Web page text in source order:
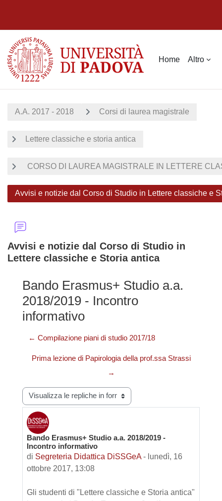
Home Altro
A.A. 2017 - 2018 Corsi di laurea magistrale
Lettere classiche e storia antica
CORSO DI LAUREA MAGISTRALE IN LETTERE
Avvisi e notizie dal Corso di Studio in Lettere classiche e
Avvisi e notizie dal Corso di Studio in
Lettere classiche e Storia antica
Bando Erasmus+ Studio a.a.
2018/2019 - Incontro
informativo
← Compilazione piani di studio 2017/18
Prima lezione di Papirologia della prof.ssa Strassi
→
Modalità visualizzazione
Bando Erasmus+ Studio a.a. 2018/2019 -
Incontro informativo
di Segreteria Didattica DiSSGeA - lunedì, 16
ottobre 2017, 13:08
Numero di risposte: 0
Gli studenti di "Lettere classiche e Storia antica"